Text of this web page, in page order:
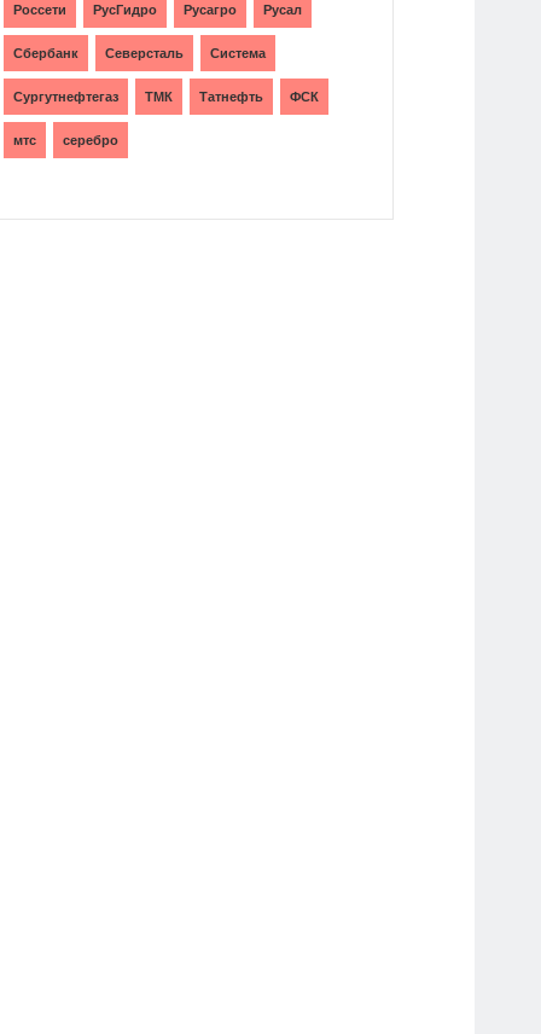
Россети РусГидро Русагро Русал
Сбербанк Северсталь Система
Сургутнефтегаз ТМК Татнефть ФСК
мтс серебро